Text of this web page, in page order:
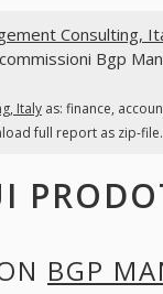
Consulting,
Bgp
Italyas: finance,
full report as zip-file.
BGP